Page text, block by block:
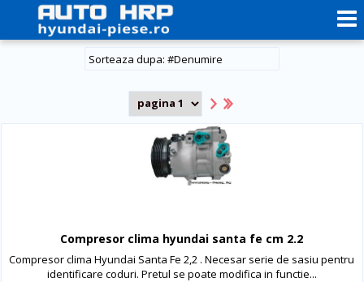
#Denumire
Compresor clima hyundai santa fe cm 2.2
Compresor clima Hyundai Santa Fe 2,2 . Necesar serie de sasiu pentru
identificare coduri. Pretul se poate modifica in functie...